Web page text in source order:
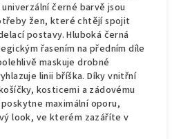
černé barvě jsou
žen, které chtějí spojit
postavy. Hluboká černá
řasením na předním díle
maskuje drobné
linii bříška. Díky vnitřní
kosticemi a zádovému
maximální oporu,
look, ve kterém zazáříte v